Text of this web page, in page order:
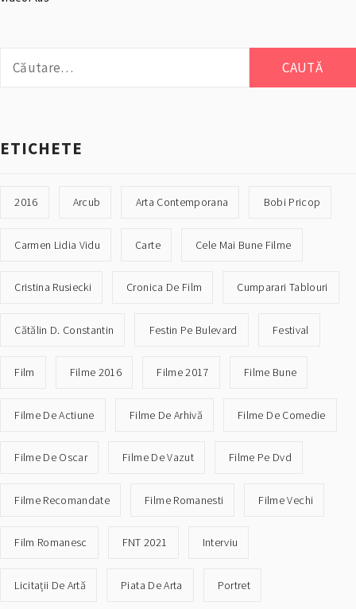
după:
ETICHETE
2016 Arcub Arta Contemporana Bobi Pricop
Carmen Lidia Vidu Carte Cele Mai Bune Filme
Cristina Rusiecki Cronica De Film Cumparari Tablouri
Cătălin D. Constantin Festin Pe Bulevard Festival
Film Filme 2016 Filme 2017 Filme Bune
Filme De Actiune Filme De Arhivă Filme De Comedie
Filme De Oscar Filme De Vazut Filme Pe Dvd
Filme Recomandate Filme Romanesti Filme Vechi
Film Romanesc FNT 2021 Interviu
Licitații De Artă Piata De Arta Portret